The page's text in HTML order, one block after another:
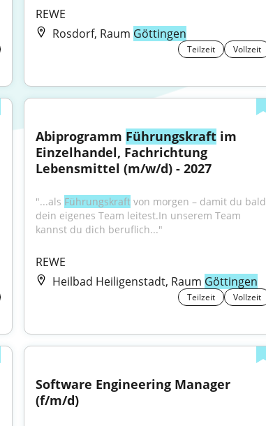
REWE
Rosdorf, Raum Göttingen
Teilzeit Vollzeit
Abiprogramm Führungskraft im
Einzelhandel, Fachrichtung
Lebensmittel (m/w/d) - 2027
"...als Führungskraft von morgen – damit du bald
dein eigenes Team leitest.In unserem Team
kannst du dich beruflich..."
REWE
Heilbad Heiligenstadt, Raum Göttingen
Teilzeit Vollzeit
Software Engineering Manager
(f/m/d)